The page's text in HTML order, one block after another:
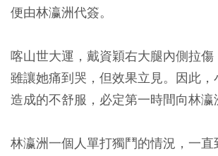
便由林瀛洲代簽。
喀山世大運，戴資穎右大腿內側拉
雖讓她痛到哭，但效果立見。因此
造成的不舒服，必定第一時間向林瀛
林瀛洲一個人單打獨鬥的情況，一直